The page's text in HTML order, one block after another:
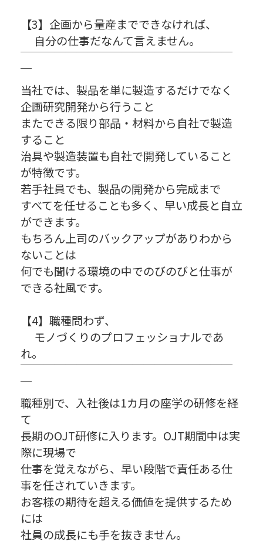
【3】企画から量産までできなければ、
自分の仕事だなんて言えません。
￣￣￣￣￣￣￣￣￣￣￣￣￣￣￣￣￣￣￣
￣
当社では、製品を単に製造するだけでなく
企画研究開発から行うこと
またできる限り部品・材料から自社で製造
すること
治具や製造装置も自社で開発していること
が特徴です。
若手社員でも、製品の開発から完成まで
すべてを任せることも多く、早い成長と自立
ができます。
もちろん上司のバックアップがありわから
ないことは
何でも聞ける環境の中でのびのびと仕事が
できる社風です。
【4】職種問わず、
モノづくりのプロフェッショナルであ
れ。
￣￣￣￣￣￣￣￣￣￣￣￣￣￣￣￣￣￣￣
￣
職種別で、入社後は1カ月の座学の研修を経
て
長期のOJT研修に入ります。OJT期間中は実
際に現場で
仕事を覚えながら、早い段階で責任ある仕
事を任されていきます。
お客様の期待を超える価値を提供するため
には
社員の成長にも手を抜きません。